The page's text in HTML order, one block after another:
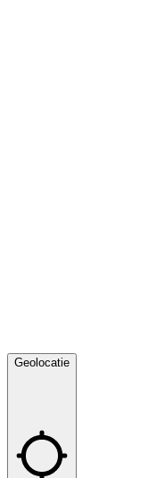
Geolocatie